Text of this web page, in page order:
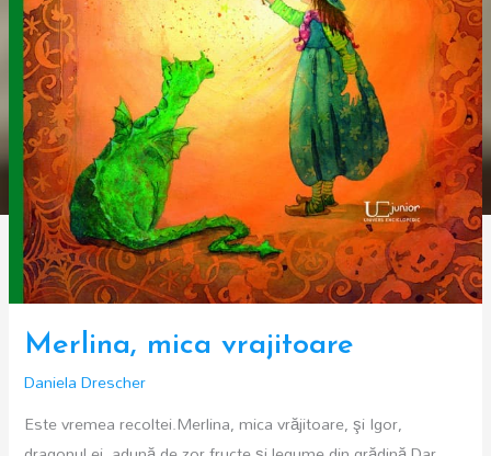
Merlina, mica vrajitoare
Daniela Drescher
Este vremea recoltei.Merlina, mica vrăjitoare, şi Igor,